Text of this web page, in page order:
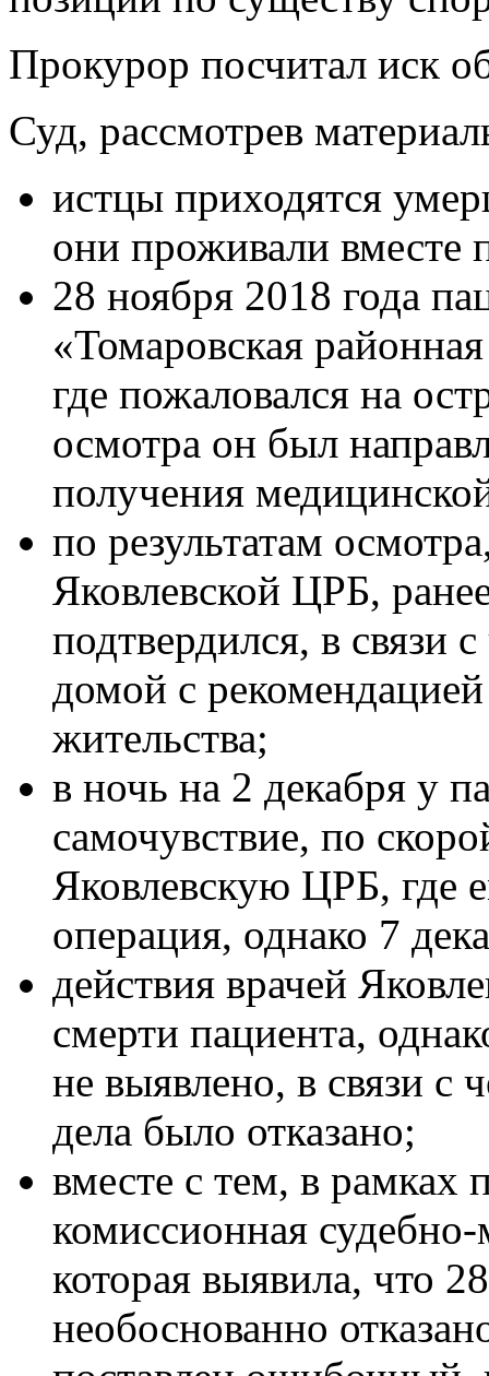
Прокурор посчитал иск
Суд, рассмотрев
истцы приходятся
они проживали вместе
28 ноября 2018 года
«Томаровская
где пожаловался на
осмотра он был
получения
по результатам
Яковлевской ЦРБ,
подтвердился, в связи
домой с
жительства;
в ночь на 2 декабря у
самочувствие, по
Яковлевскую ЦРБ, где
операция, однако 7
действия врачей
смерти пациента,
не выявлено, в связи с
дела было отказано;
вместе с тем, в рамках
комиссионная
которая выявила, что
необоснованно